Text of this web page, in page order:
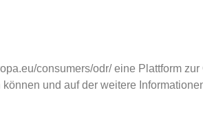
consumers/odr/ eine Plattform
und auf der weitere